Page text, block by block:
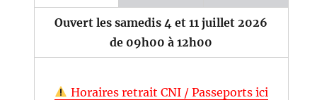
Ouvert les samedis 4 et 11 juillet 2026
de 09h00 à 12h00
Horaires retrait CNI / Passeports ici